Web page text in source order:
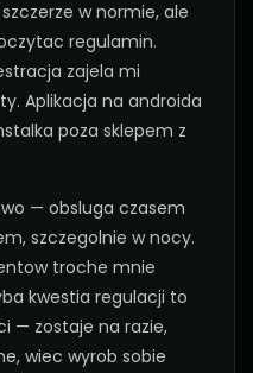
w normie, ale
regulamin.
zajela mi
Aplikacja na androida
poza sklepem z
— obsluga czasem
szczegolnie w nocy.
troche mnie
kwestia regulacji to
— zostaje na razie,
wiec wyrob sobie